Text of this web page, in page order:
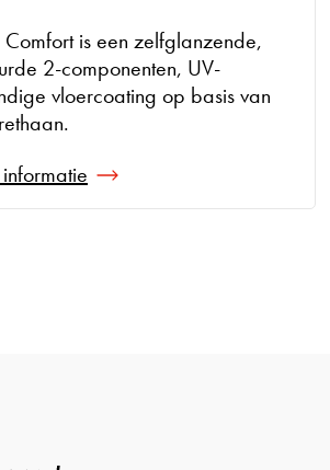
Comfort is een zelfglanzende,
2-componenten, UV-
vloercoating op basis van